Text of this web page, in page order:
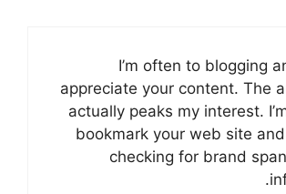
I’m often to blogging
appreciate your content. The
actually peaks my interest.
bookmark your web site
checking for brand